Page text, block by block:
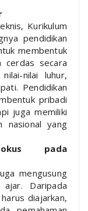
Kurikulum
pendidikan
membentuk
cerdas secara
nilai luhur,
Pendidikan
pribadi
juga memiliki
nasional yang
pada
mengusung
Daripada
diajarkan,